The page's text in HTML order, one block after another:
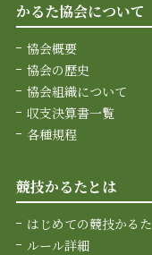
かるた協会について
協会概要
協会の歴史
協会組織について
収支決算書一覧
各種規程
競技かるたとは
はじめての競技かるた
ルール詳細